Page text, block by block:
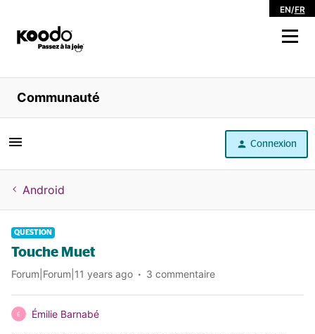
EN/FR
Magasiner
Libre service
Aide
Communauté
Connexion
Android
QUESTION
Touche Muet
Forum|Forum|11 years ago 3 commentaire
É Émilie Barnabé